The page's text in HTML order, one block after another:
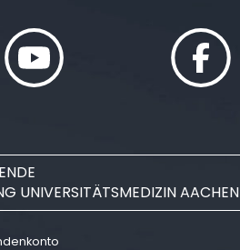
UNIVERSITÄTSMEDIZIN AACHEN